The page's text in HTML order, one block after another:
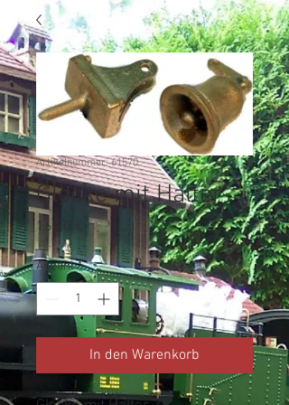
Artikelnummer: 61570
Glocke mit Halter
16,90 € Preis
Anzahl *
In den Warenkorb